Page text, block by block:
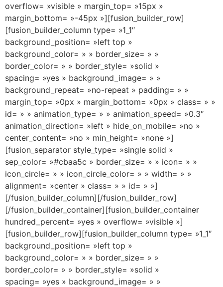
overflow= »visible » margin_top= »15px »
margin_bottom= »-45px »][fusion_builder_row]
[fusion_builder_column type= »1_1″
background_position= »left top »
background_color= » » border_size= » »
border_color= » » border_style= »solid »
spacing= »yes » background_image= » »
background_repeat= »no-repeat » padding= » »
margin_top= »0px » margin_bottom= »0px » class= » »
id= » » animation_type= » » animation_speed= »0.3″
animation_direction= »left » hide_on_mobile= »no »
center_content= »no » min_height= »none »]
[fusion_separator style_type= »single solid »
sep_color= »#cbaa5c » border_size= » » icon= » »
icon_circle= » » icon_circle_color= » » width= » »
alignment= »center » class= » » id= » »]
[/fusion_builder_column][/fusion_builder_row]
[/fusion_builder_container][fusion_builder_container
hundred_percent= »yes » overflow= »visible »]
[fusion_builder_row][fusion_builder_column type= »1_1″
background_position= »left top »
background_color= » » border_size= » »
border_color= » » border_style= »solid »
spacing= »yes » background_image= » »